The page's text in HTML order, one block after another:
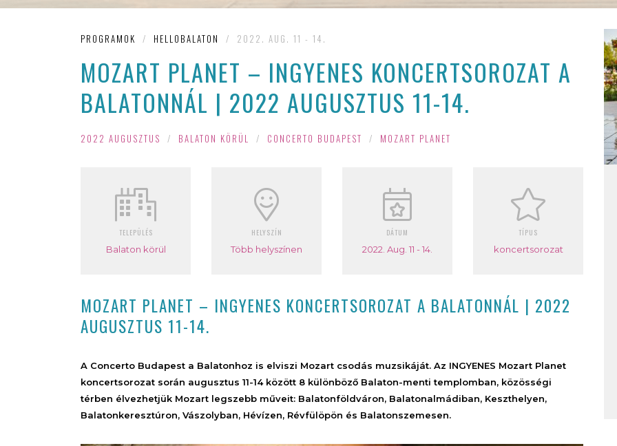
PROGRAMOK / HELLOBALATON / 2022. AUG. 11 - 14.
MOZART PLANET – INGYENES KONCERTSOROZAT A
BALATONNÁL | 2022 AUGUSZTUS 11-14.
2022 AUGUSZTUS / BALATON KÖRÜL / CONCERTO BUDAPEST / MOZART PLANET
TELEPÜLÉS
Balaton körül
HELYSZÍN
Több helyszínen
DÁTUM
2022. Aug. 11 - 14.
TÍPUS
koncertsorozat
MOZART PLANET – INGYENES KONCERTSOROZAT A BALATONNÁL | 2022
AUGUSZTUS 11-14.
A Concerto Budapest a Balatonhoz is elviszi Mozart csodás muzsikáját. Az INGYENES Mozart Planet
koncertsorozat során augusztus 11-14 között 8 különböző Balaton-menti templomban, közösségi
térben élvezhetjük Mozart legszebb műveit: Balatonföldváron, Balatonalmádiban, Keszthelyen,
Balatonkeresztúron, Vászolyban, Hévízen, Révfülöpön és Balatonszemesen.